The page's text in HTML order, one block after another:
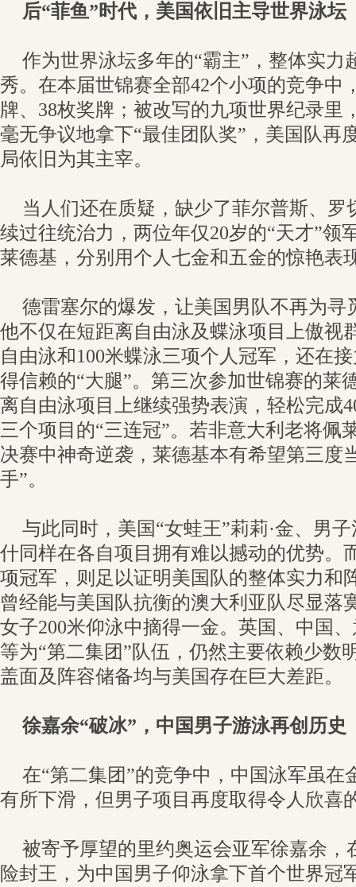
后“菲鱼”时代，美国依旧主导世界泳坛
作为世界泳坛多年的“霸主”，整体实力
秀。在本届世锦赛全部42个小项的竞争中
牌、38枚奖牌；被改写的九项世界纪录里
毫无争议地拿下“最佳团队奖”，美国队再
局依旧为其主宰。
当人们还在质疑，缺少了菲尔普斯、罗
续过往统治力，两位年仅20岁的“天才”
莱德基，分别用个人七金和五金的惊艳表
德雷塞尔的爆发，让美国男队不再为寻
他不仅在短距离自由泳及蝶泳项目上傲视
自由泳和100米蝶泳三项个人冠军，还在
得信赖的“大腿”。第三次参加世锦赛的莱
离自由泳项目上继续强势表演，轻松完成
三个项目的“三连冠”。若非意大利老将佩
决赛中神奇逆袭，莱德基本有希望第三度
手”。
与此同时，美国“女蛙王”莉莉·金、男
什同样在各自项目拥有难以撼动的优势。
项冠军，则足以证明美国队的整体实力和
曾经能与美国队抗衡的澳大利亚队尽显落
女子200米仰泳中摘得一金。英国、中国
等为“第二集团”队伍，仍然主要依赖少数
盖面及阵容储备均与美国存在巨大差距。
徐嘉余“破冰”，中国男子游泳再创历史
在“第二集团”的竞争中，中国泳军虽在
有所下滑，但男子项目再度取得令人欣喜
被寄予厚望的里约奥运会亚军徐嘉余，
险封王，为中国男子仰泳拿下首个世界冠